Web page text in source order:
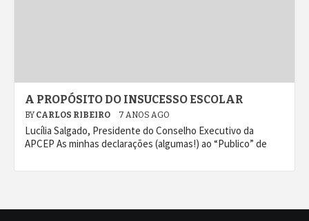
A PROPÓSITO DO INSUCESSO ESCOLAR
BY CARLOS RIBEIRO 7 ANOS AGO
Lucília Salgado, Presidente do Conselho Executivo da
APCEP As minhas declarações (algumas!) ao “Publico” de